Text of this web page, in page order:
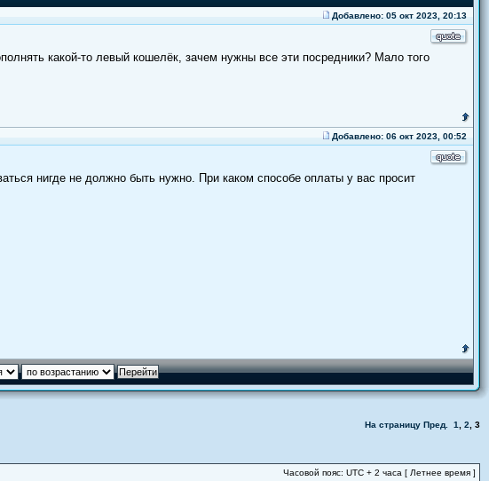
Добавлено: 05 окт 2023, 20:13
какой-то левый кошелёк, зачем нужны все эти посредники? Мало того
Добавлено: 06 окт 2023, 00:52
нигде не должно быть нужно. При каком способе оплаты у вас просит
На страницу Пред. 1 2 3
Часовой пояс: UTC + 2 часа [ Летнее время ]